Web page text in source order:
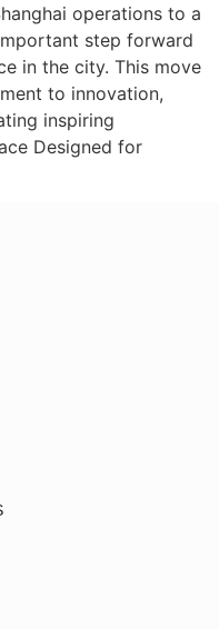
operations to a
step forward
in the city. This move
to innovation,
inspiring
Designed for